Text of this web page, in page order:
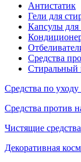
Антистатик
Гели для
Капсулы для
Средства
Стиральный
Средства по уходу
Средства против
Чистящие средства
Декоративная